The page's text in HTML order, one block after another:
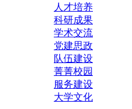
人才培养
科研成果
学术交流
党建思政
队伍建设
菁菁校园
服务建设
大学文化